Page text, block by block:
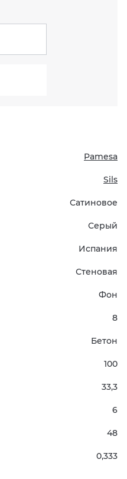
Pamesa
Sils
Сатиновое
Серый
Испания
Стеновая
Фон
8
Бетон
100
33,3
6
48
0,333